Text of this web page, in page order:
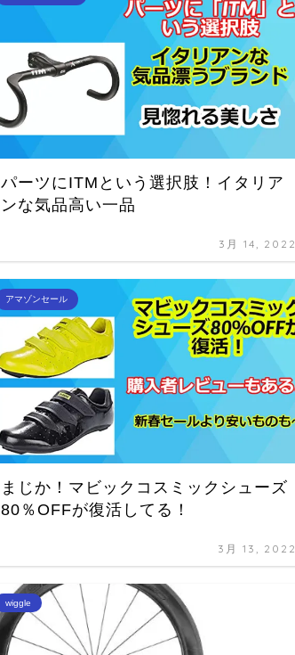
パーツにITMという選択肢！イタリア
ンな気品高い一品
3月 14, 2022
アマゾンセール
まじか！マビックコスミックシューズ
80％OFFが復活してる！
3月 13, 2022
wiggle